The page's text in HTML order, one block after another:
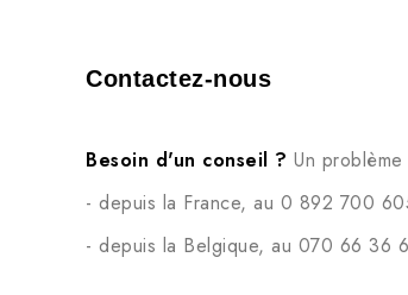
Contactez-nous
Besoin d'un conseil ? Un
- depuis la France, au 0 892 700
- depuis la Belgique, au 070 66 36